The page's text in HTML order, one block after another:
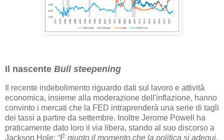
Il nascente Bull steepening
Il recente indebolimento riguardo dati sul lavoro e attività
economica, insieme alla moderazione dell'inflazione, hanno
convinto i mercati che la FED intraprenderà una serie di tagli
dei tassi a partire da settembre. Inoltre Jerome Powell ha
praticamente dato loro il via libera, stando al suo discorso a
Jackson Hole: “È giunto il momento che la politica si adegui.